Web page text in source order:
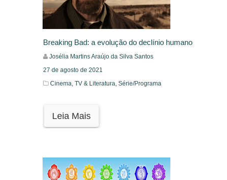
Breaking Bad: a evolução do declínio humano
Josélia Martins Araújo da Silva Santos
27 de agosto de 2021
Cinema, TV & Literatura, Série/Programa
Leia Mais